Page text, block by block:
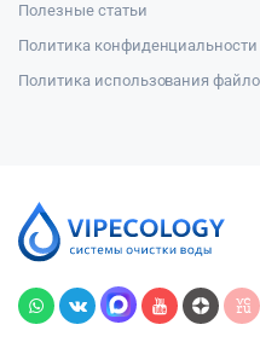
Полезные статьи
Политика конфиденциальности
Политика использования